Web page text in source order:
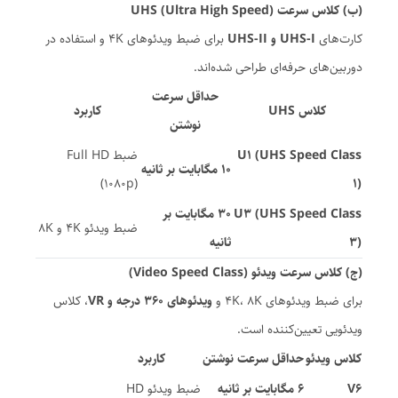
(ب) کلاس سرعت UHS (Ultra High Speed)
کارت‌های UHS-I و UHS-II
برای ضبط ویدئوهای 4K و استفاده در
دوربین‌های حرفه‌ای طراحی شده‌اند.
کلاس UHS
حداقل سرعت
نوشتن
کاربرد
U1 (UHS Speed Class
1)
10 مگابایت بر ثانیه
ضبط Full HD
(1080p)
U3 (UHS Speed Class
3)
30 مگابایت بر
ثانیه
ضبط ویدئو 4K و 8K
(ج) کلاس سرعت ویدئو (Video Speed Class)
برای ضبط ویدئوهای 4K، 8K و
ویدئوهای 360 درجه و VR
، کلاس
ویدئویی تعیین‌کننده است.
کلاس ویدئوحداقل سرعت نوشتن
کاربرد
V6
6 مگابایت بر ثانیه ضبط ویدئو HD